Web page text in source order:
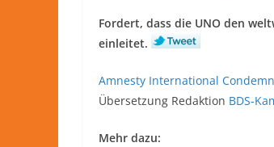
Fordert, dass die UNO den
einleitet.
Amnesty International
Übersetzung Redaktion BDS-
Mehr dazu: